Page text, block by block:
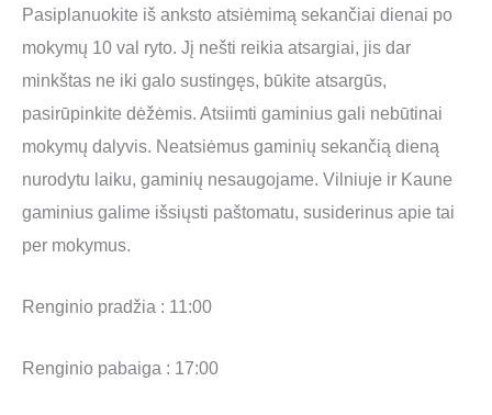
Pasiplanuokite iš anksto atsiėmimą sekančiai dienai po
mokymų 10 val ryto. Jį nešti reikia atsargiai, jis dar
minkštas ne iki galo sustingęs, būkite atsargūs,
pasirūpinkite dėžėmis. Atsiimti gaminius gali nebūtinai
mokymų dalyvis. Neatsiėmus gaminių sekančią dieną
nurodytu laiku, gaminių nesaugojame. Vilniuje ir Kaune
gaminius galime išsiųsti paštomatu, susiderinus apie tai
per mokymus.
Renginio pradžia : 11:00
Renginio pabaiga : 17:00